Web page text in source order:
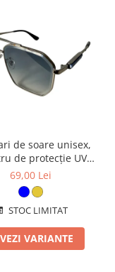
de soare unisex,
de protecție UV
toc cadou, OSX47
69,00 Lei
STOC LIMITAT
VEZI VARIANTE